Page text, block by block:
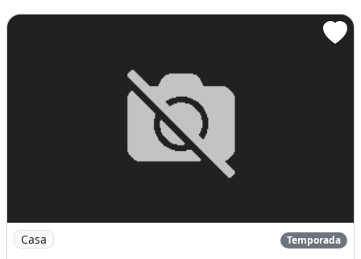
Imagem: 03 Caldas Novas Linda Casa com Piscina no
Casa Temporada